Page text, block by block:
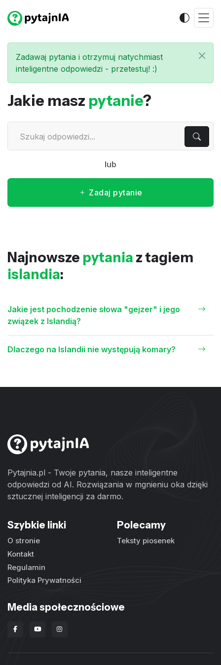
Zadawaj pytania i otrzymuj natychmiast
inteligentne odpowiedzi - przetestuj! :)
Jakie masz pytanie?
lub
Zadaj pytanie
Najnowsze pytania z tagiem
islandia:
Jakie jest pochodzenie słowa "gejzer" i jego
związek z Islandią?
Dlaczego na Islandii nie występują komary?
Pytajnia.pl - Twoje pytania, nasze inteligentne
odpowiedzi od AI. Rozwiązania w mgnieniu oka dzięki
sztucznej inteligencji za darmo.
Szybkie linki
O stronie
Kontakt
Regulamin
Polityka Prywatności
Polecamy
Teksty piosenek
Media społecznościowe